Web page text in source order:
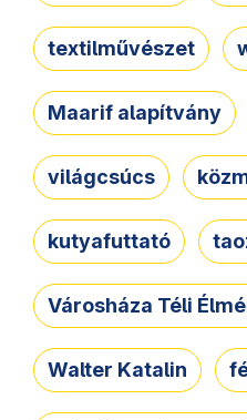
textilművészet
Maarif alapítvány
világcsúcs
kutyafuttató
Városháza Téli
Walter Katalin